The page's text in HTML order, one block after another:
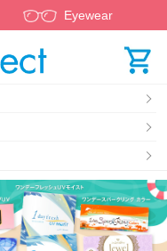
Eyewear